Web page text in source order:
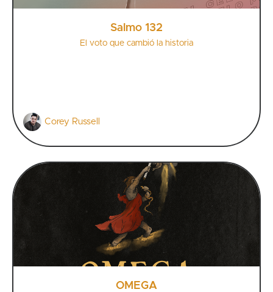
Salmo 132
El voto que cambió la historia
Corey Russell
OMEGA